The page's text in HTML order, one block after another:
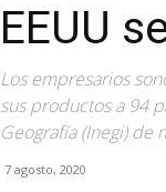
EEUU
Los empresarios
sus productos a 94
Geografía (Inegi) de
7 agosto, 2020